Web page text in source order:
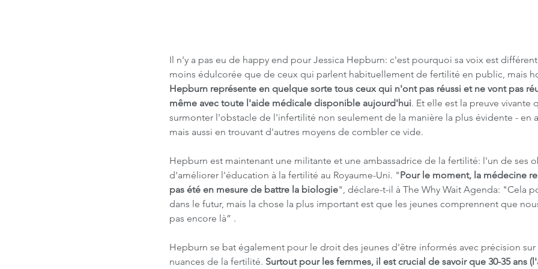
Il n'y a pas eu de happy end pour Jessica Hepburn: c'est pourquoi sa voix est
moins édulcorée que de ceux qui parlent habituellement de fertilité en public, mais
Hepburn représente en quelque sorte tous ceux qui n'ont pas réussi et ne vont pas
même avec toute l'aide médicale disponible aujourd'hui. Et elle est la preuve
surmonter l'obstacle de l'infertilité non seulement de la manière la plus évidente - en
mais aussi en trouvant d'autres moyens de combler ce vide.
Hepburn est maintenant une militante et une ambassadrice de la fertilité: l'un de ses
d'améliorer l'éducation à la fertilité au Royaume-Uni. "Pour le moment, la médecine
pas été en mesure de battre la biologie", déclare-t-il à The Why Wait Agenda: "Cela
dans le futur, mais la chose la plus important est que les jeunes comprennent que
pas encore là” .
Hepburn se bat également pour le droit des jeunes d'être informés avec précision
nuances de la fertilité. Surtout pour les femmes, il est crucial de savoir que 30-35 ans